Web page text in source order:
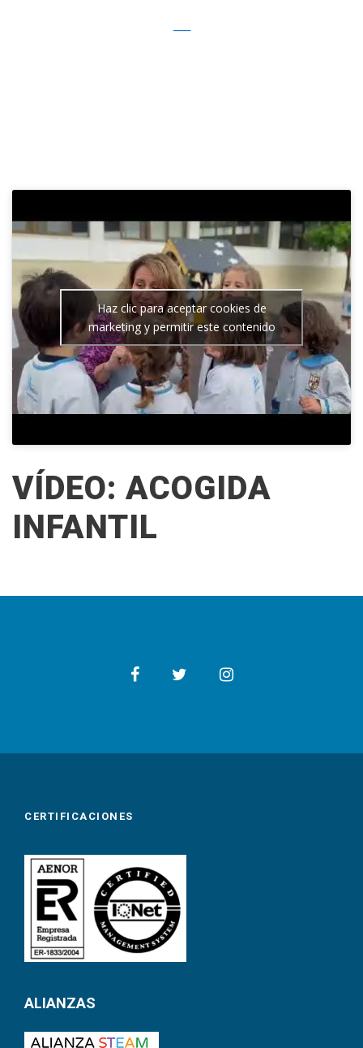
Haz clic para aceptar cookies de
marketing y permitir este contenido
VÍDEO: ACOGIDA
INFANTIL
CERTIFICACIONES
ALIANZAS